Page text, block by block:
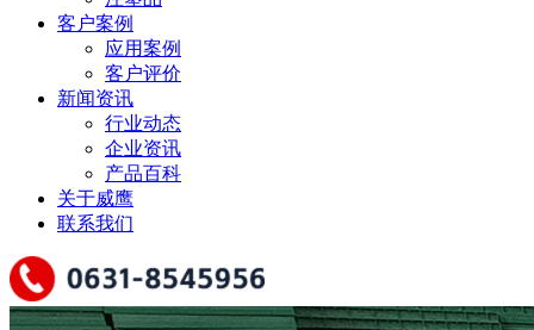
客户案例
应用案例
客户评价
新闻资讯
行业动态
企业资讯
产品百科
关于威鹰
联系我们